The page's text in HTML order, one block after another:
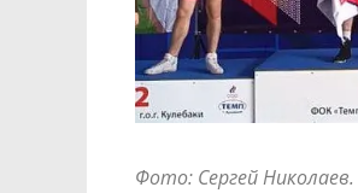
Фото: Сергей